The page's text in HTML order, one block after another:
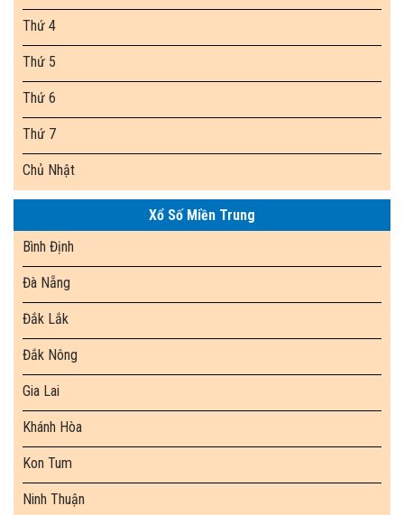
Thứ 4
Thứ 5
Thứ 6
Thứ 7
Chủ Nhật
Xổ Số Miền Trung
Bình Định
Đà Nẵng
Đắk Lắk
Đắk Nông
Gia Lai
Khánh Hòa
Kon Tum
Ninh Thuận